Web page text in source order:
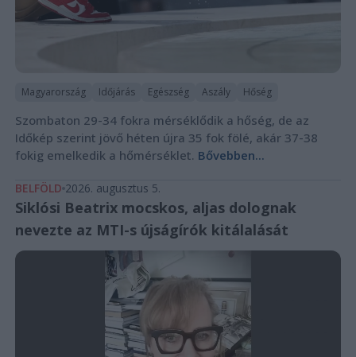
Magyarország Időjárás Egészség Aszály Hőség
Szombaton 29-34 fokra mérséklődik a hőség, de az
Időkép szerint jövő héten újra 35 fok fölé, akár 37-38
fokig emelkedik a hőmérséklet. Bővebben...
BELFÖLD 2026. augusztus 5.
Siklósi Beatrix mocskos, aljas dolognak
nevezte az MTI-s újságírók kitálalását